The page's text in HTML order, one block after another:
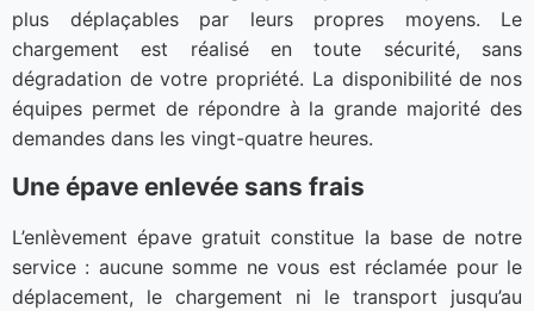
plus déplaçables par leurs propres moyens. Le
chargement est réalisé en toute sécurité, sans
dégradation de votre propriété. La disponibilité de nos
équipes permet de répondre à la grande majorité des
demandes dans les vingt-quatre heures.
Une épave enlevée sans frais
L’enlèvement épave gratuit constitue la base de notre
service : aucune somme ne vous est réclamée pour le
déplacement, le chargement ni le transport jusqu’au